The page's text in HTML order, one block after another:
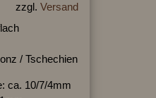
zzgl. Versand
/ Tschechien
ca. 10/7/4mm